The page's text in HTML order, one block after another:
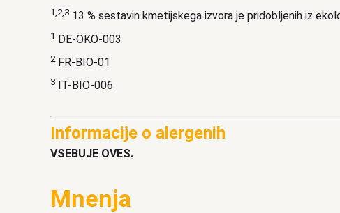
1,2,3 13 % sestavin kmetijskega izvora je pridobljenih iz
1 DE-ÖKO-003
2FR-BIO-01
3 IT-BIO-006
Informacije o alergenih
VSEBUJE OVES.
Mnenja